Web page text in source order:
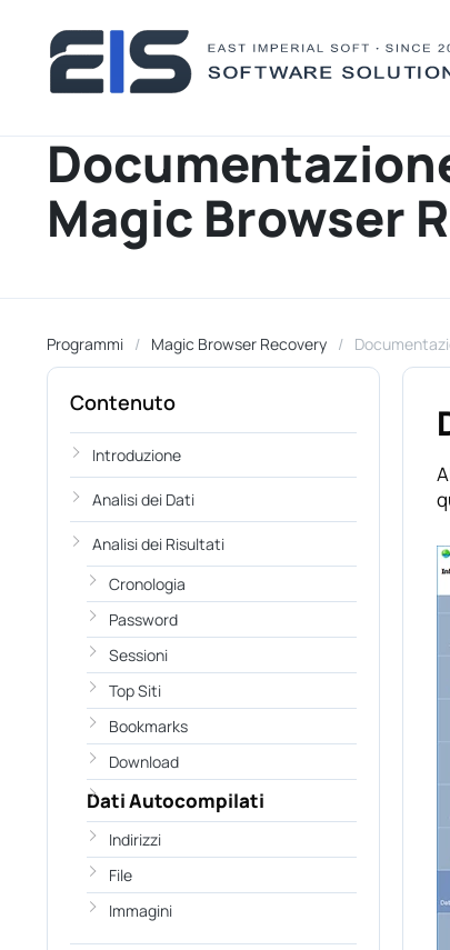
Magic Browser
Programmi Magic Browser Recovery
Contenuto
Introduzione
Analisi dei Dati
Analisi dei Risultati
Cronologia
Password
Sessioni
Top Siti
Bookmarks
Download
Dati Autocompilati
Indirizzi
File
Immagini